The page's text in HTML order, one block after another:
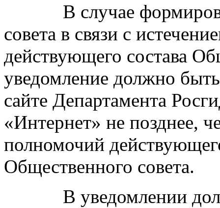
В случае
совета в связи с
действующего состава
уведомление должно
сайте Департамента
«Интернет» не позднее,
полномочий
Общественного совета.
В уведомлении